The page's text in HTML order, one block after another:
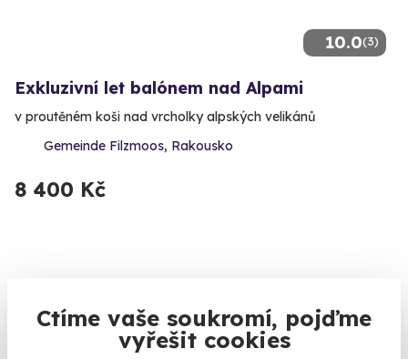
Ctíme vaše soukromí, pojďme
vyřešit cookies
10.0(3)
Exkluzivní let balónem nad Alpami
v proutěném koši nad vrcholky alpských velikánů
Gemeinde Filzmoos, Rakousko
8 400 Kč